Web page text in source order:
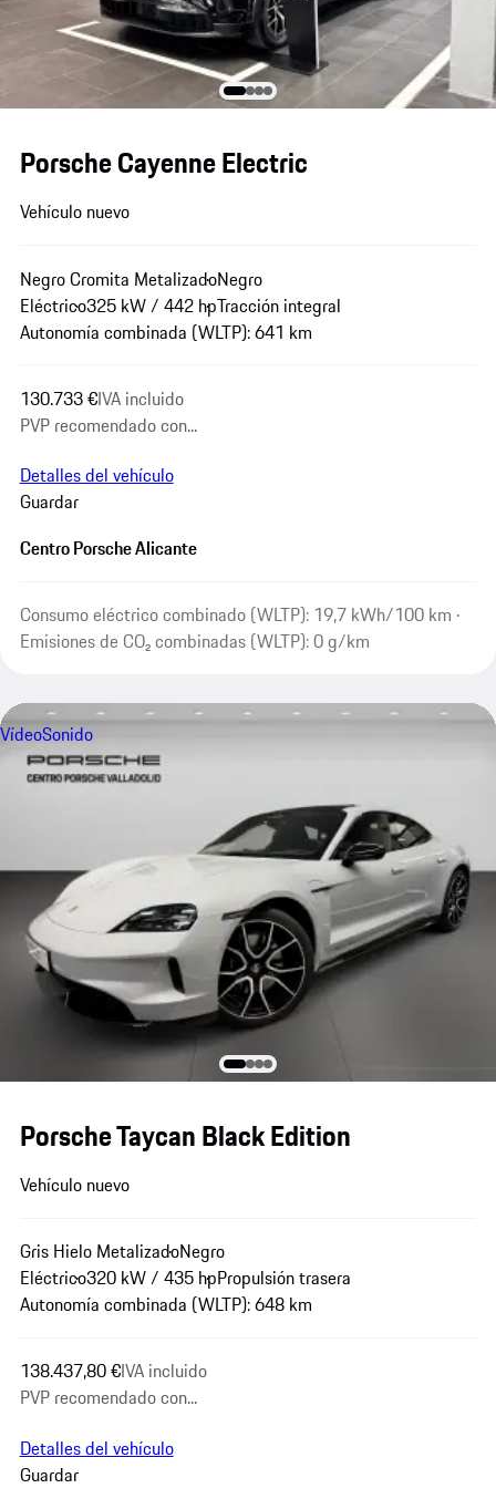
Porsche Cayenne Electric
Vehículo nuevo
Negro Cromita MetalizadoNegro
Eléctrico325 kW / 442 hpTracción integral
Autonomía combinada (WLTP): 641 km
130.733 €IVA incluido
PVP recomendado con...
Detalles del vehículo
Guardar
Centro Porsche Alicante
Consumo eléctrico combinado (WLTP): 19,7 kWh/100 km ·
Emisiones de CO₂ combinadas (WLTP): 0 g/km
VídeoSonido
Porsche Taycan Black Edition
Vehículo nuevo
Gris Hielo MetalizadoNegro
Eléctrico320 kW / 435 hpPropulsión trasera
Autonomía combinada (WLTP): 648 km
138.437,80 €IVA incluido
PVP recomendado con...
Detalles del vehículo
Guardar